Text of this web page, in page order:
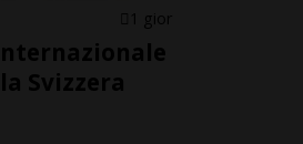
1 gior
Svizzera